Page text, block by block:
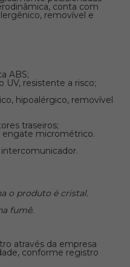
conta com
removível e
ABS;
UV, resistente a risco;
hipoalérgico, removível
traseiros;
engate micrométrico.
o produto é cristal.
fumê.
através da empresa
conforme registro